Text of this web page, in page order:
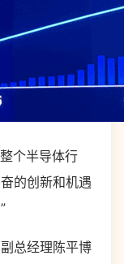
个半导体行
的创新和机遇
总经理陈平博